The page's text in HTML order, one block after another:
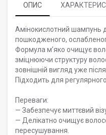
ОПИС
Амінокислотний шампунь
пошкодженого,
Формула м’яко очищує
зміцнюючи структуру
зовнішній вигляд уже
Підходить для
Переваги:
— Забезпечує миттєвий
— Делікатно очищує
пересушування.